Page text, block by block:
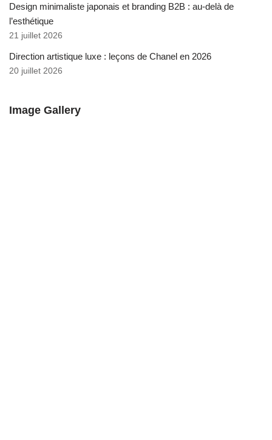
Design minimaliste japonais et branding B2B : au-delà de
l’esthétique
21 juillet 2026
Direction artistique luxe : leçons de Chanel en 2026
20 juillet 2026
Image Gallery